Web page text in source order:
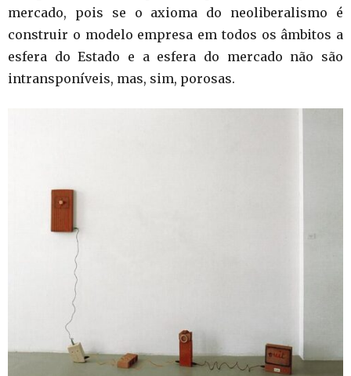
mercado, pois se o axioma do neoliberalismo é
construir o modelo empresa em todos os âmbitos a
esfera do Estado e a esfera do mercado não são
intransponíveis, mas, sim, porosas.